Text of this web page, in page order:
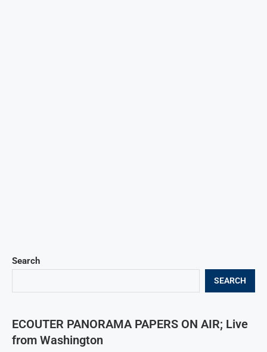
Search
SEARCH
ECOUTER PANORAMA PAPERS ON AIR; Live
from Washington